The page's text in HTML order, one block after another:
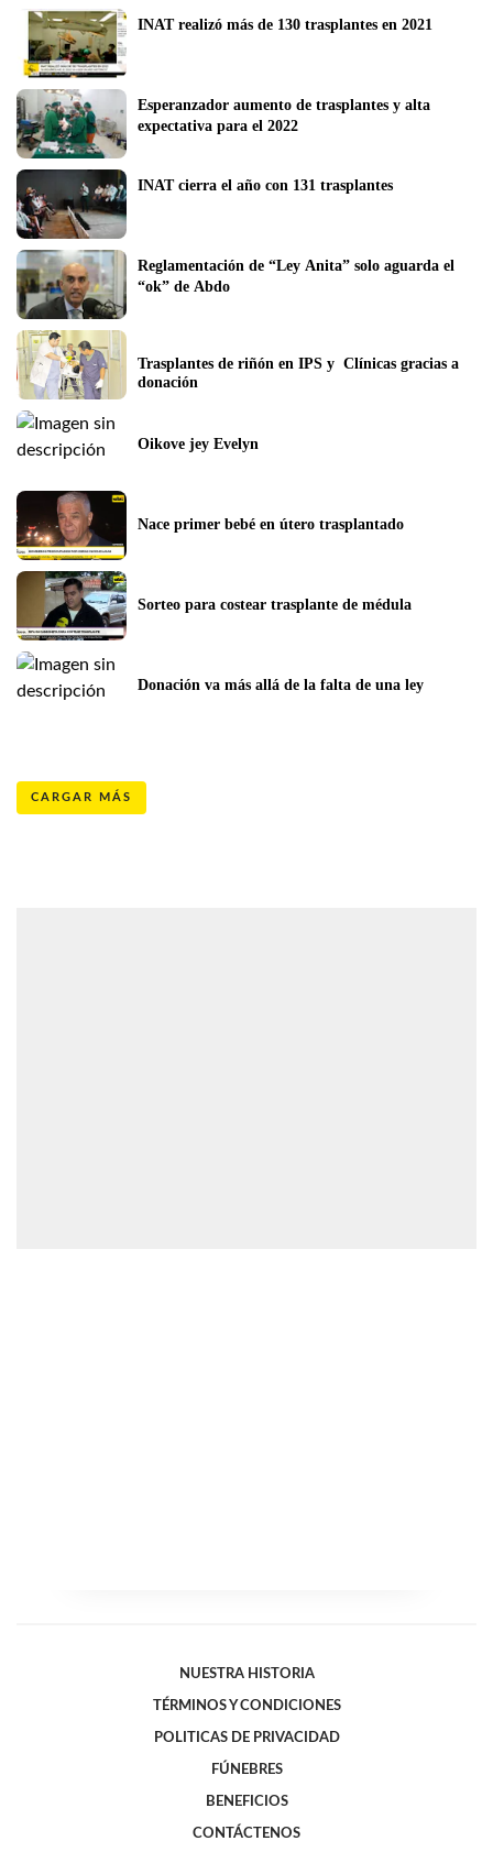
INAT realizó más de 130 trasplantes en 2021
Esperanzador aumento de trasplantes y alta
expectativa para el 2022
Reglamentación de “Ley Anita” solo aguarda el
“ok” de Abdo
Trasplantes de riñón en IPS y  Clínicas gracias a
donación
Oikove jey Evelyn
Nace primer bebé en útero trasplantado
Sorteo para costear trasplante de médula
Donación va más allá de la falta de una ley
CARGAR MÁS
NUESTRA HISTORIA
TÉRMINOS Y CONDICIONES
POLITICAS DE PRIVACIDAD
FÚNEBRES
BENEFICIOS
CONTÁCTENOS